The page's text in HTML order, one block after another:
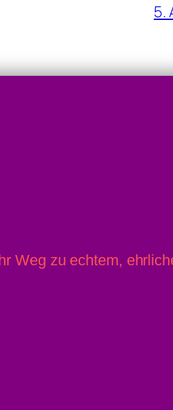
5.
»
Weg zu echtem,